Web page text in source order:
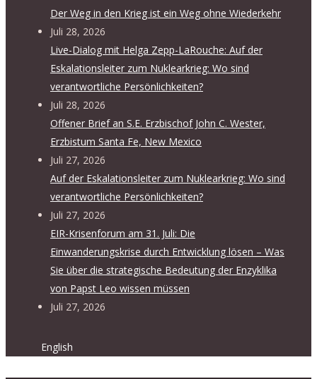
Der Weg in den Krieg ist ein Weg ohne Wiederkehr
Juli 28, 2026
Live-Dialog mit Helga Zepp-LaRouche: Auf der
Eskalationsleiter zum Nuklearkrieg: Wo sind
verantwortliche Persönlichkeiten?
Juli 28, 2026
Offener Brief an S.E. Erzbischof John C. Wester,
Erzbistum Santa Fe, New Mexico
Juli 27, 2026
Auf der Eskalationsleiter zum Nuklearkrieg: Wo sind
verantwortliche Persönlichkeiten?
Juli 27, 2026
EIR-Krisenforum am 31. Juli: Die
Einwanderungskrise durch Entwicklung lösen – Was
Sie über die strategische Bedeutung der Enzyklika
von Papst Leo wissen müssen
Juli 27, 2026
English